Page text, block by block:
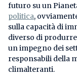
futuro su un
politica,
sulla capacità di
diverso di
un impegno dei
responsabili della
climalteranti.